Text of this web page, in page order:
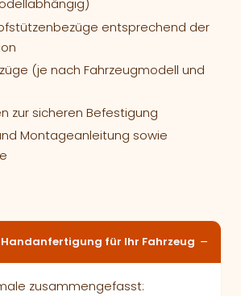
entsprechend der
(je nach Fahrzeugmodell und
zur sicheren Befestigung
Montageanleitung sowie
für Ihr Fahrzeug
zusammengefasst: